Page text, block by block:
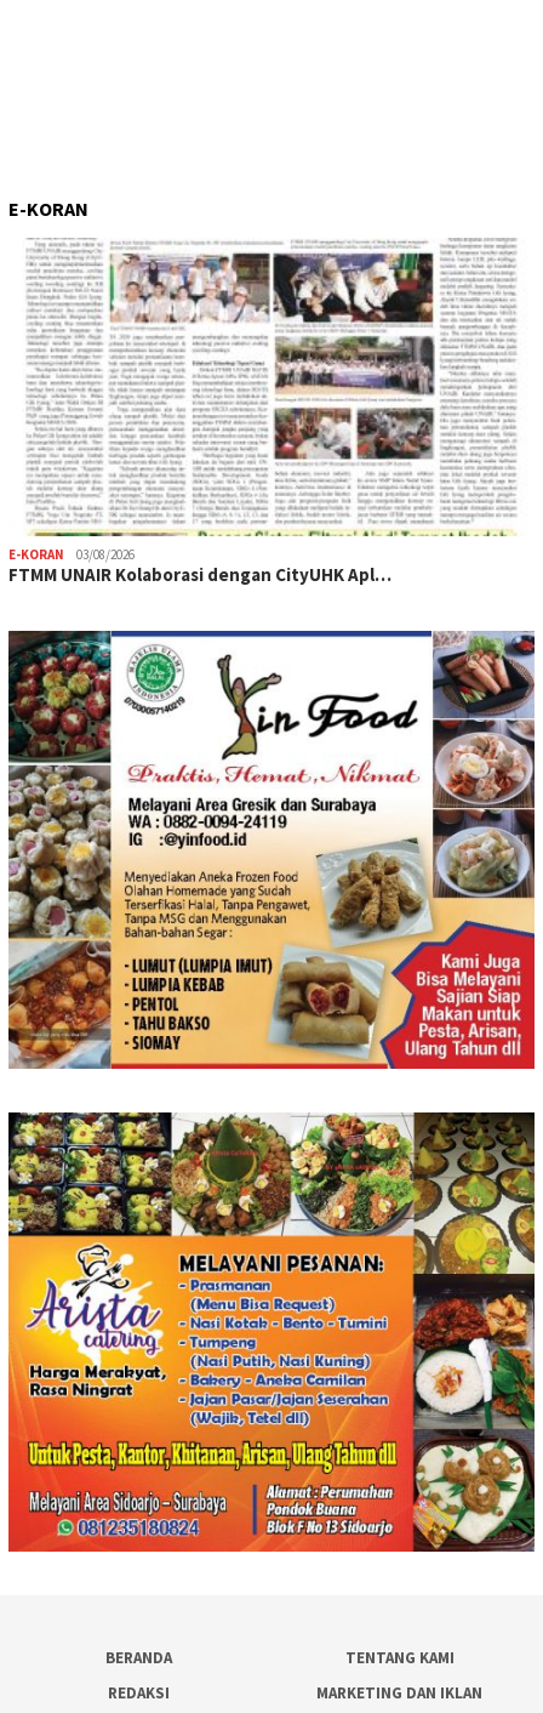
E-KORAN
E-KORAN 03/08/2026
FTMM UNAIR Kolaborasi dengan CityUHK Apl…
BERANDA
TENTANG KAMI
REDAKSI
MARKETING DAN IKLAN